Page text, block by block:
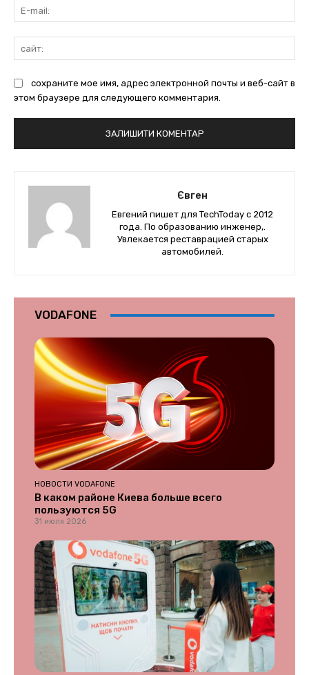
сохраните мое имя, адрес электронной почты и веб-сайт в
этом браузере для следующего комментария.
Євген
Евгений пишет для TechToday с 2012
года. По образованию инженер,.
Увлекается реставрацией старых
автомобилей.
VODAFONE
НОВОСТИ VODAFONE
В каком районе Киева больше всего
пользуются 5G
31 июля 2026